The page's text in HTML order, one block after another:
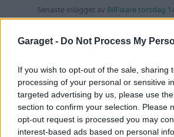
Garaget - Do Not Process My
If you wish to opt-out of the sale, sharing
processing of your personal or sensitive
targeted advertising by us, please use
section to confirm your selection. Please
opt-out request is processed you may
interest-based ads based on personal
Senaste inlägget av BilFixare torsdag
Puttelitens projekt Audi S2
Senaste inlägget av Putteliten för 17
Volkswagen Golf MK4 v6
med JDM inspiration.
Senaste inlägget avStol3n_Identity